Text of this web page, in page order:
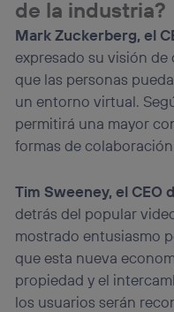
de la industria?
Mark Zuckerberg, el
expresado su visión
que las personas
un entorno virtual.
permitirá una mayor
formas de
Tim Sweeney, el CEO
detrás del popular
mostrado entusiasmo
que esta nueva
propiedad y el
los usuarios serán